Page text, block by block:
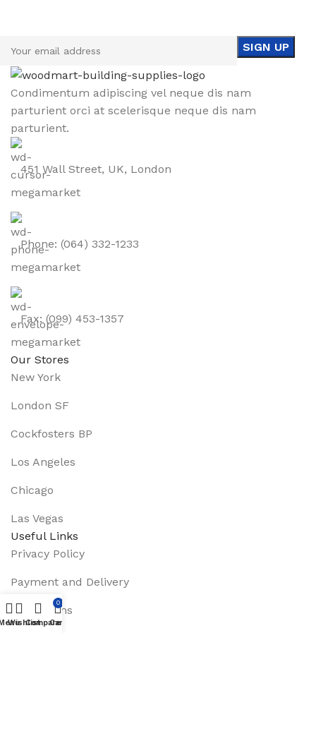
Condimentum adipiscing vel neque dis nam
parturient orci at scelerisque neque dis nam
parturient.
451 Wall Street, UK, London
Phone: (064) 332-1233
Fax: (099) 453-1357
Our Stores
New York
London SF
Cockfosters BP
Los Angeles
Chicago
Las Vegas
Useful Links
Privacy Policy
Payment and Delivery
Promotions
WishlistCompare
0
Cart